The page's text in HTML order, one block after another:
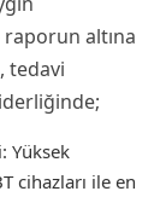
altına
tedavi
Yüksek
cihazları ile en